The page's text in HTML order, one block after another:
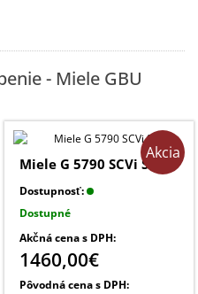
- Miele GBU
Akcia
Miele G 5790 SCVi SL
Dostupnosť:
Dostupné
Akčná cena s DPH:
1460,00€
Pôvodná cena s DPH: